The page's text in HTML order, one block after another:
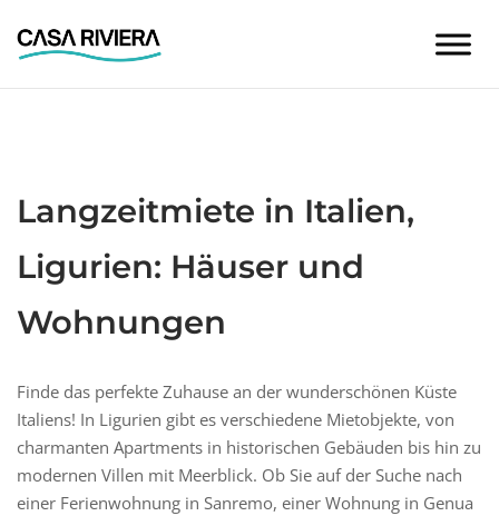
Langzeitmiete in Italien,
Ligurien: Häuser und
Wohnungen
Finde das perfekte Zuhause an der wunderschönen Küste
Italiens! In Ligurien gibt es verschiedene Mietobjekte, von
charmanten Apartments in historischen Gebäuden bis hin zu
modernen Villen mit Meerblick. Ob Sie auf der Suche nach
einer Ferienwohnung in Sanremo, einer Wohnung in Genua